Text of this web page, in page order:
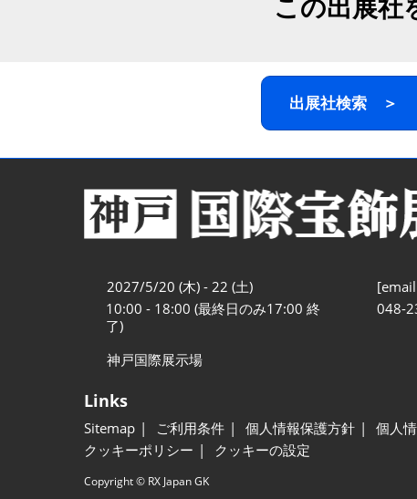
出展社検索 ＞
2027/5/20 (木) - 22 (土)
10:00 - 18:00 (最終日のみ17:00 終
了)
神戸国際展示場
048-
Links
Sitemap ご利用条件 個人情報保護方針 個人
クッキーポリシー
クッキーの設定
Copyright © RX Japan GK